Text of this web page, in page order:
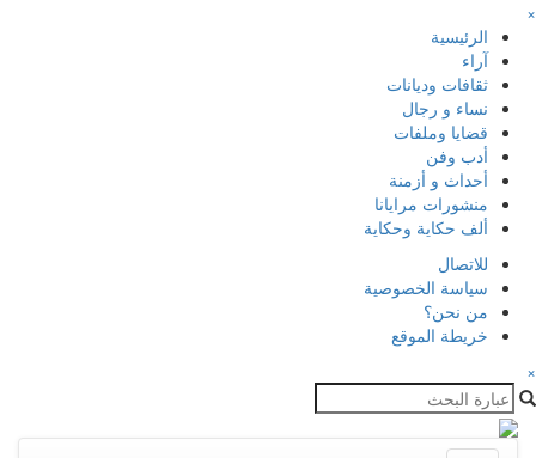
×
الرئيسية
آراء
ثقافات وديانات
نساء و رجال
قضايا وملفات
أدب وفن
أحداث و أزمنة
منشورات مرايانا
ألف حكاية وحكاية
للاتصال
سياسة الخصوصية
من نحن؟
خريطة الموقع
×